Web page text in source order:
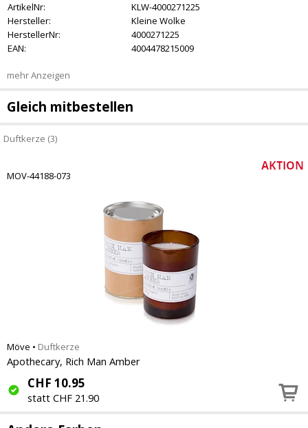
ArtikelNr:
KLW-4000271225
Hersteller:
Kleine Wolke
HerstellerNr:
4000271225
EAN:
4004478215009
mehr Anzeigen
Gleich mitbestellen
Duftkerze (3)
MOV-44188-073
Möve • Duftkerze
Apothecary, Rich Man Amber
CHF 10.95
statt CHF 21.90